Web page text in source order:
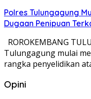
Polres Tulungagung
Dugaan Penipuan
ROROKEMBANG
Tulungagung mulai
rangka penyelidikan
Opini